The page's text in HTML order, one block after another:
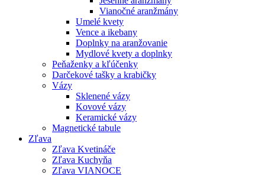
Vianočné aranžmány
Umelé kvety
Vence a ikebany
Doplnky na aranžovanie
Mydlové kvety a doplnky
Peňaženky a kľúčenky
Darčekové tašky a krabičky
Vázy
Sklenené vázy
Kovové vázy
Keramické vázy
Magnetické tabule
Zľava
Zľava Kvetináče
Zľava Kuchyňa
Zľava VIANOCE